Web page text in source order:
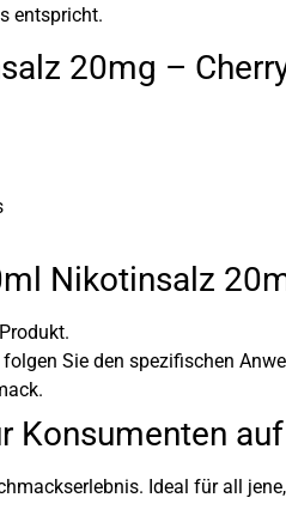
entspricht.
20mg –
Nikotinsalz
Sie den spezifischen
Ideal für all